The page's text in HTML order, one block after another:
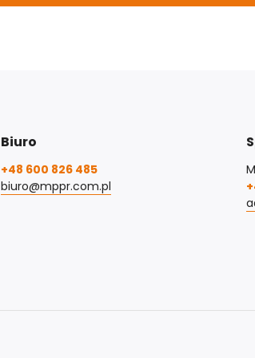
Biuro
+48 600 826 485
biuro@mppr.com.pl